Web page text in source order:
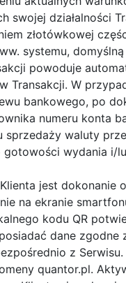
swojej działalności
złotówkowej
systemu,
powoduje
Transakcji. W
bankowego, po
numeru konta
waluty
wydania
jest dokonanie
na ekranie
kodu QR
dane
z
quantor.pl.